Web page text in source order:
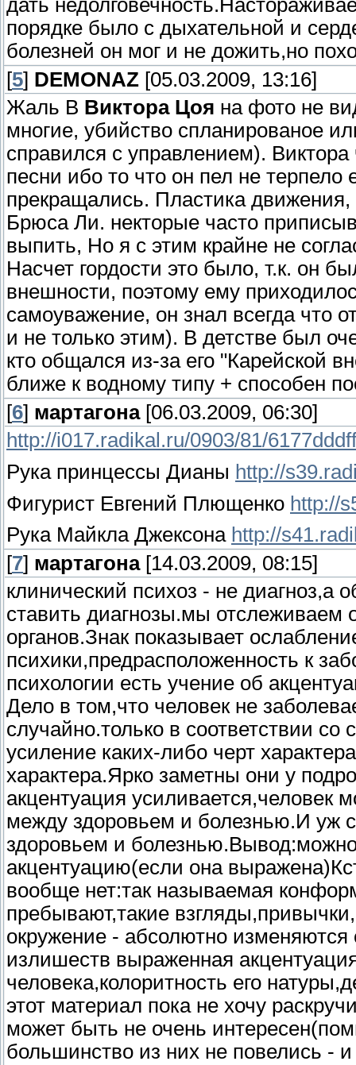
дать
порядке было с дыхательной и
болезней он мог и не дожить,но
[5] DEMONAZ [05.03.2009, 13:16]
Жаль В Виктора Цоя на фото не
многие, убийство спланированое
справился с управлением). Виктора
песни ибо то что он пел не терпело
прекращались. Пластика
Брюса Ли. некторые часто
выпить, Но я с этим крайне не
Насчет гордости это было, т.к. он
внешности, поэтому ему
самоуважение, он знал всегда что
и не только этим). В детстве был
кто общался из-за его "Карейской
ближе к водному типу + способен
[6] мартагона[06.03.2009, 06:30]
http://i017.radikal.ru/0903/81/
Рука принцессы Дианы http://
Фигурист Евгений Плющенко http://
Рука Майкла Джексона http://
[7] мартагона[14.03.2009, 08:15]
клинический психоз - не диагноз,а
ставить диагнозы.мы отслеживаем
органов.Знак показывает
психики,предрасположенность к
психологии есть учение об
Дело в том,что человек не
случайно.только в соответствии
усиление каких-либо черт
характера.Ярко заметны они у
акцентуация усиливается,человек
между здоровьем и болезнью.И уж
здоровьем и
акцентуацию(если она
вообще нет:так называемая
пребывают,такие
окружение - абсолютно
излишеств выраженная
человека,колоритность его
этот материал пока не хочу
может быть не очень
большинство из них не повелись -